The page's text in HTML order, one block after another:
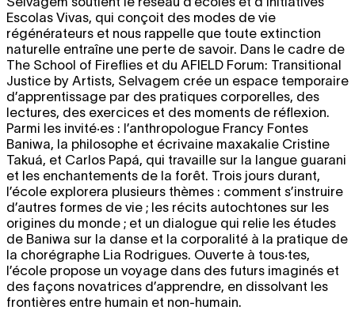
Escolas Vivas, qui conçoit des modes de vie
régénérateurs et nous rappelle que toute extinction
naturelle entraîne une perte de savoir. Dans le cadre de
The School of Fireflies et du AFIELD Forum: Transitional
Justice by Artists, Selvagem crée un espace temporaire
d’apprentissage par des pratiques corporelles, des
lectures, des exercices et des moments de réflexion.
Parmi les invité·es : l’anthropologue Francy Fontes
Baniwa, la philosophe et écrivaine maxakalie Cristine
Takuá, et Carlos Papá, qui travaille sur la langue guarani
et les enchantements de la forêt. Trois jours durant,
l’école explorera plusieurs thèmes : comment s’instruire
d’autres formes de vie ; les récits autochtones sur les
origines du monde ; et un dialogue qui relie les études
de Baniwa sur la danse et la corporalité à la pratique de
la chorégraphe Lia Rodrigues. Ouverte à tous·tes,
l’école propose un voyage dans des futurs imaginés et
des façons novatrices d’apprendre, en dissolvant les
frontières entre humain et non-humain.